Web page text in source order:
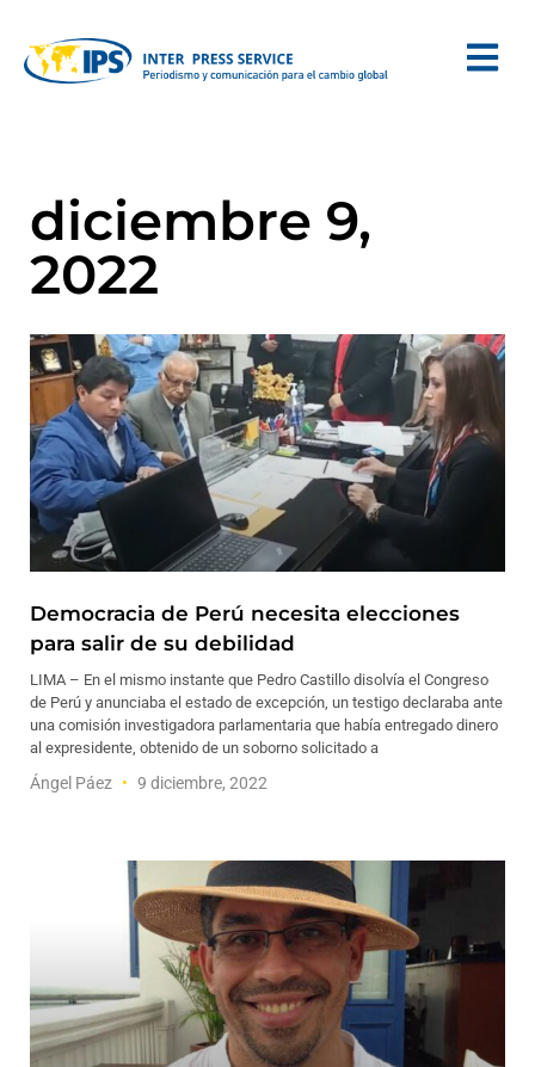
diciembre 9,
2022
Democracia de Perú necesita elecciones
para salir de su debilidad
LIMA – En el mismo instante que Pedro Castillo disolvía el Congreso
de Perú y anunciaba el estado de excepción, un testigo declaraba ante
una comisión investigadora parlamentaria que había entregado dinero
al expresidente, obtenido de un soborno solicitado a
Ángel Páez 9 diciembre, 2022